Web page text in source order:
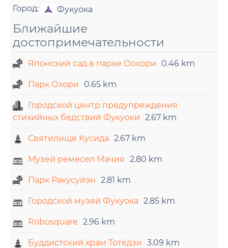
Город: Фукуока
Ближайшие
достопримечательности
Японский сад в парке Оохори 0.46 km
Парк Охори 0.65 km
Городской центр предупреждения
стихийных бедствий Фукуоки 2.67 km
Святилище Кусида 2.67 km
Музей ремесел Мачия 2.80 km
Парк Ракусуйэн 2.81 km
Городской музей Фукуока 2.85 km
Robosquare 2.96 km
Буддистский храм Тотёдзи 3.09 km